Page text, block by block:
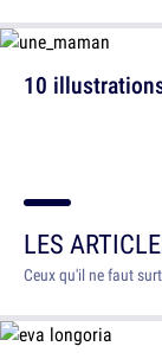
10
LES
Ceux qu'il ne faut